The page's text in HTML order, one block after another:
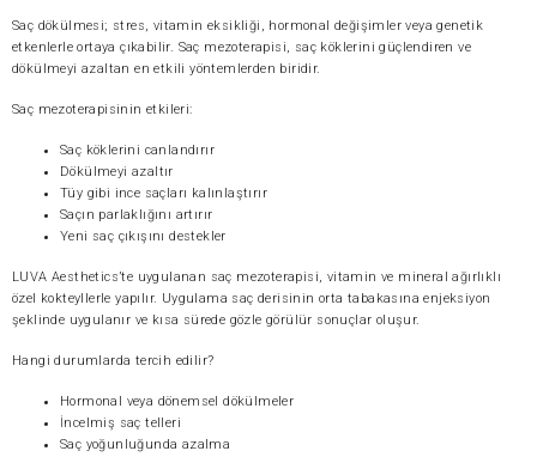
Saç dökülmesi; stres, vitamin eksikliği, hormonal değişimler veya genetik
etkenlerle ortaya çıkabilir. Saç mezoterapisi, saç köklerini güçlendiren ve
dökülmeyi azaltan en etkili yöntemlerden biridir.
Saç mezoterapisinin etkileri:
Saç köklerini canlandırır
Dökülmeyi azaltır
Tüy gibi ince saçları kalınlaştırır
Saçın parlaklığını artırır
Yeni saç çıkışını destekler
LUVA Aesthetics’te uygulanan saç mezoterapisi, vitamin ve mineral ağırlıklı
özel kokteyllerle yapılır. Uygulama saç derisinin orta tabakasına enjeksiyon
şeklinde uygulanır ve kısa sürede gözle görülür sonuçlar oluşur.
Hangi durumlarda tercih edilir?
Hormonal veya dönemsel dökülmeler
İncelmiş saç telleri
Saç yoğunluğunda azalma